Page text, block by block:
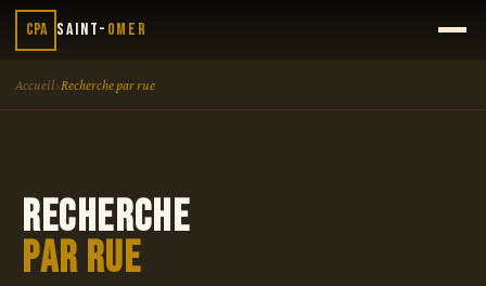
CPA Saint- Omer
Accueil›Recherche par rue
RECHERCHE
PAR RUE